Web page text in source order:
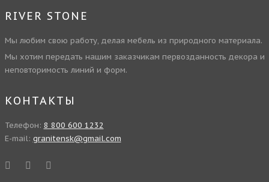
RIVER STONE
Мы любим свою работу, делая мебель из природного материала.
Мы хотим передать нашим заказчикам первозданность декора и
неповторимость линий и форм.
КОНТАКТЫ
Телефон: 8 800 600 1232
E-mail: granitensk@gmail.com